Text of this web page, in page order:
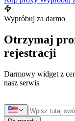
Wypróbuj za darmo
Otrzymaj
rejestracji
Darmowy widget z
nasz serwis